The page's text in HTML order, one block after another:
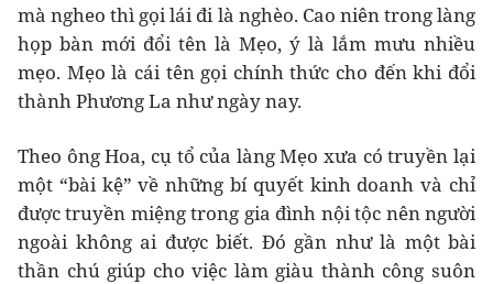
mà ngheo thì gọi lái đi là nghèo. Cao niên trong làng
họp bàn mới đổi tên là Mẹo, ý là lắm mưu nhiều
mẹo. Mẹo là cái tên gọi chính thức cho đến khi đổi
thành Phương La như ngày nay.
Theo ông Hoa, cụ tổ của làng Mẹo xưa có truyền lại
một “bài kệ” về những bí quyết kinh doanh và chỉ
được truyền miệng trong gia đình nội tộc nên người
ngoài không ai được biết. Đó gần như là một bài
thần chú giúp cho việc làm giàu thành công suôn